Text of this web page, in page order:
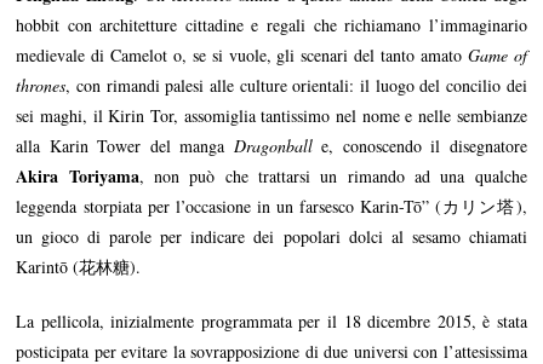
hobbit con architetture cittadine e regali che richiamano l’immaginario
medievale di Camelot o, se si vuole, gli scenari del tanto amato Game of
thrones, con rimandi palesi alle culture orientali: il luogo del concilio dei
sei maghi, il Kirin Tor, assomiglia tantissimo nel nome e nelle sembianze
alla Karin Tower del manga Dragonballe, conoscendo il disegnatore
Akira Toriyama, non può che trattarsi un rimando ad una qualche
leggenda storpiata per l’occasione in un farsesco Karin-Tō” (カリン塔),
un gioco di parole per indicare dei popolari dolci al sesamo chiamati
Karintō (花林糖).
La pellicola, inizialmente programmata per il 18 dicembre 2015, è stata
posticipata per evitare la sovrapposizione di due universi con l’attesissima